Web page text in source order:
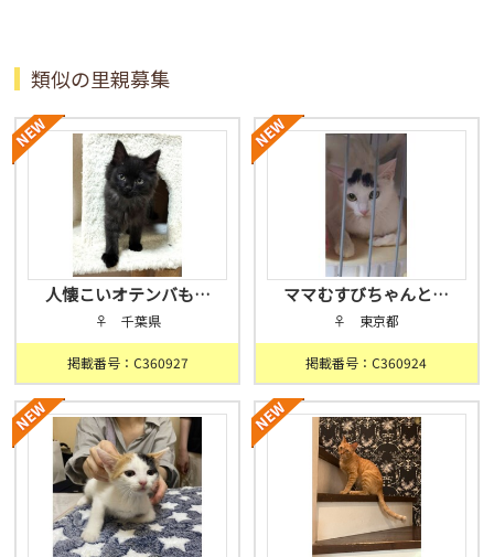
類似の里親募集
人懐こいオテンバも…
♀ 千葉県
掲載番号：C360927
ママむすびちゃんと…
♀ 東京都
掲載番号：C360924